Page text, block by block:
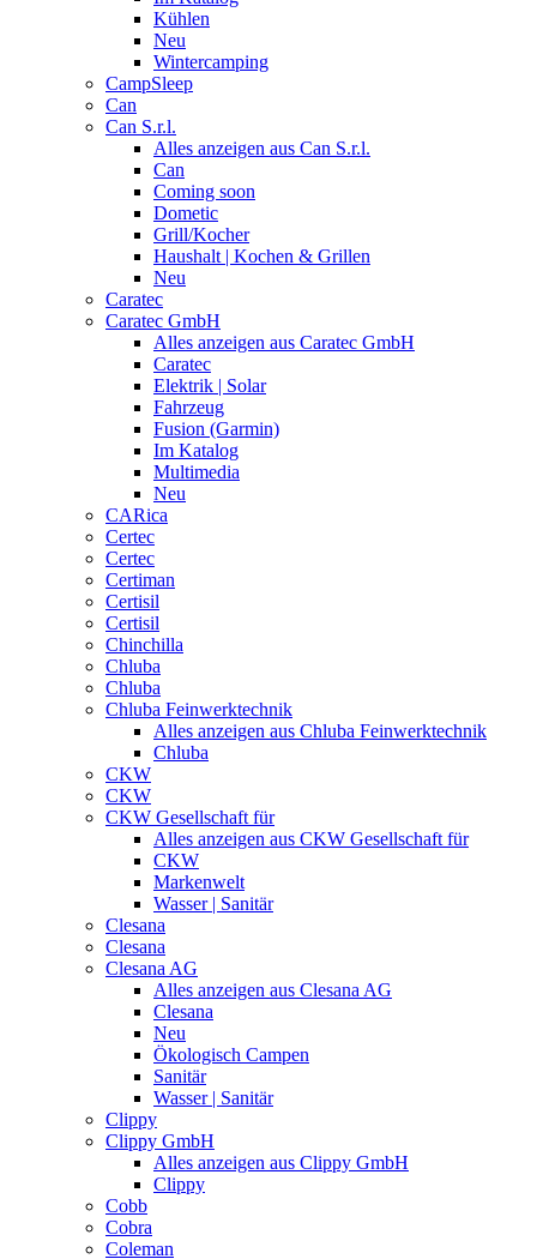
Kühlen
Neu
Wintercamping
CampSleep
Can
Can S.r.l.
Alles anzeigen aus Can S.r.l.
Can
Coming soon
Dometic
Grill/Kocher
Haushalt | Kochen & Grillen
Neu
Caratec
Caratec GmbH
Alles anzeigen aus Caratec GmbH
Caratec
Elektrik | Solar
Fahrzeug
Fusion (Garmin)
Im Katalog
Multimedia
Neu
CARica
Certec
Certec
Certiman
Certisil
Certisil
Chinchilla
Chluba
Chluba
Chluba Feinwerktechnik
Alles anzeigen aus Chluba Feinwerktechnik
Chluba
CKW
CKW
CKW Gesellschaft für
Alles anzeigen aus CKW Gesellschaft für
CKW
Markenwelt
Wasser | Sanitär
Clesana
Clesana
Clesana AG
Alles anzeigen aus Clesana AG
Clesana
Neu
Ökologisch Campen
Sanitär
Wasser | Sanitär
Clippy
Clippy GmbH
Alles anzeigen aus Clippy GmbH
Clippy
Cobb
Cobra
Coleman